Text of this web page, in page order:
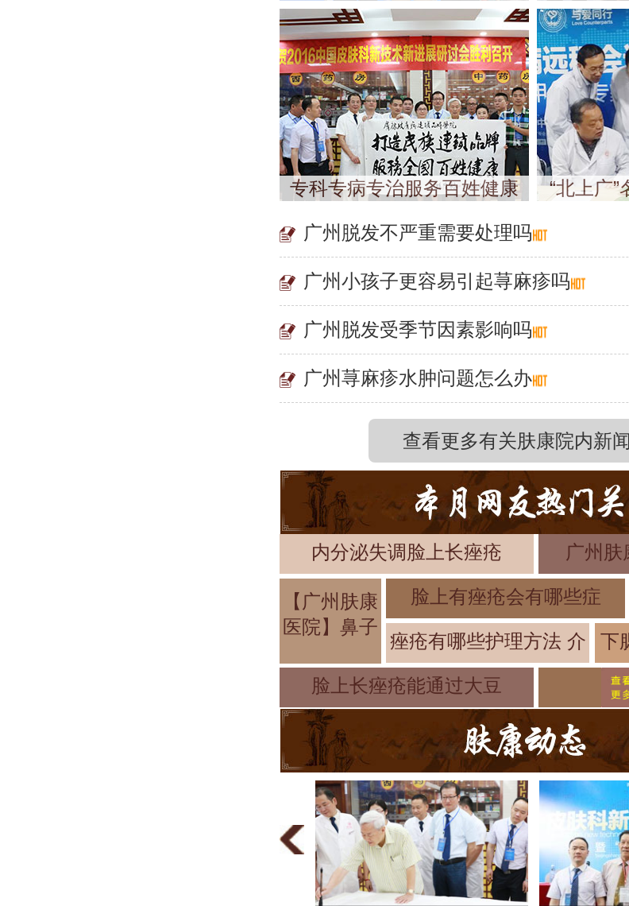
专科专病专治服务百姓健康 “北上广
广州脱发不严重需要处理吗
广州小孩子更容易引起荨麻疹吗
广州脱发受季节因素影响吗
广州荨麻疹水肿问题怎么办
查看更多有关肤康院内新
内分泌失调脸上长痤疮 广州肤
【广州肤康
医院】鼻子
脸上有痤疮会有哪些症
痤疮有哪些护理方法 介
下
脸上长痤疮能通过大豆